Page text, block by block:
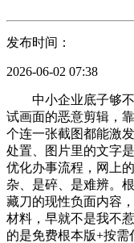
发布时间：
2026-06-02 07:38
中小企业底子够不
试画面的恶意剪辑，
个连一张截图都能激
处置、图片里的文字
优化办事流程，网上
杂、是碎、是难辨。
藏刀的现性负面内容
材料，早就不是我不
的是免费根本版+按需